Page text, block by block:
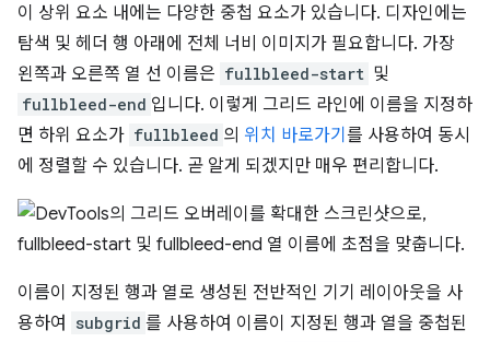
이 상위 요소 내에는 다양한 중첩 요소가 있습니다. 디자인에는
탐색 및 헤더 행 아래에 전체 너비 이미지가 필요합니다. 가장
왼쪽과 오른쪽 열 선 이름은 fullbleed-start 및
fullbleed-end 입니다. 이렇게 그리드 라인에 이름을 지정하
면 하위 요소가 fullbleed 의 위치 바로가기 를 사용하여 동시
에 정렬할 수 있습니다. 곧 알게 되겠지만 매우 편리합니다.
이름이 지정된 행과 열로 생성된 전반적인 기기 레이아웃을 사
용하여
subgrid 를 사용하여 이름이 지정된 행과 열을 중첩된